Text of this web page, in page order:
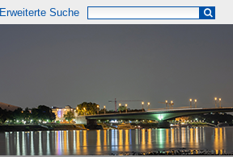
Erweiterte Suche